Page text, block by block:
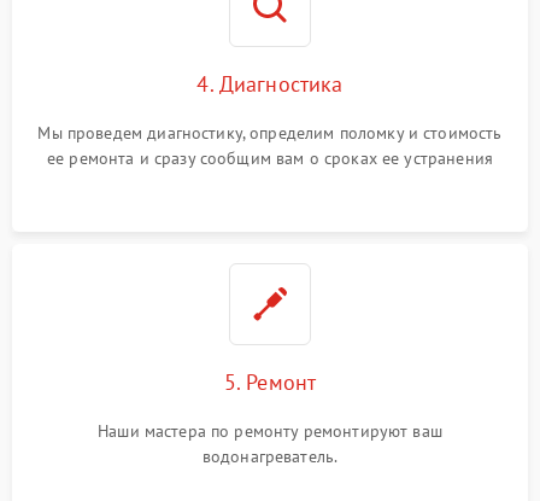
4. Диагностика
Мы проведем диагностику, определим поломку и стоимость
ее ремонта и сразу сообщим вам о сроках ее устранения
5. Ремонт
Наши мастера по ремонту ремонтируют ваш
водонагреватель.